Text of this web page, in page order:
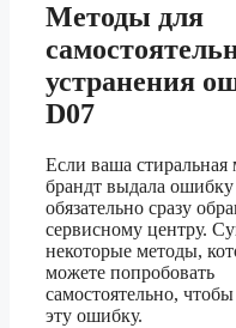
Методы для
устранения
D07
Если ваша
брандт выдала
обязательно сразу
сервисному центру.
некоторые методы,
можете попробовать
самостоятельно,
эту ошибку.